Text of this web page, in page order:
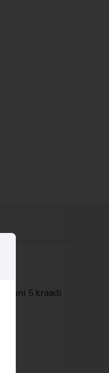
kuni 5 kraadi